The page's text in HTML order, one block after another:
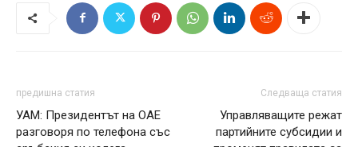
предишна статия
УАМ: Президентът на ОАЕ
разговоря по телефона със
Следваща статия
Управляващите режат
партийните субсидии и